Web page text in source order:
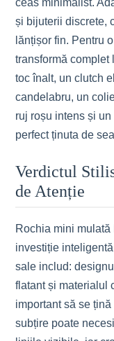
ceas minimalist.
și bijuterii discrete,
lănțișor fin. Pentru
transformă complet
toc înalt, un clutch
candelabru, un
ruj roșu intens și
perfect ținuta de
Verdictul
de Atenție
Rochia mini
investiție
sale includ:
flatant și materialul
important să se
subțire poate